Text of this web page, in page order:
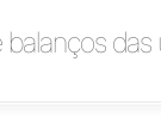
balanços